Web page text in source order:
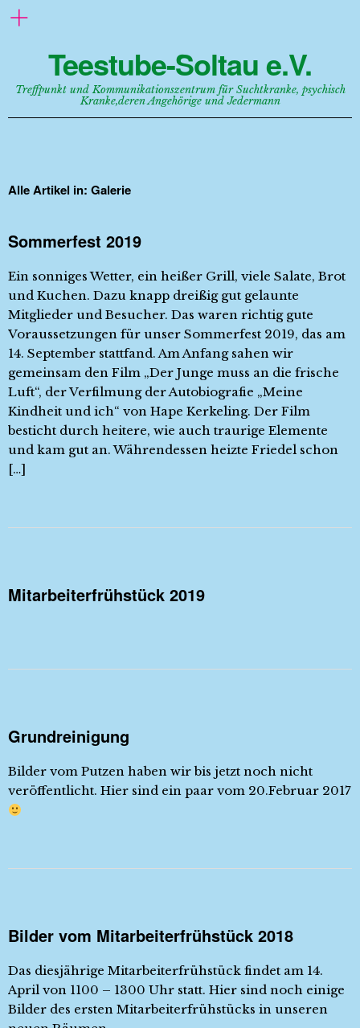
Teestube-Soltau e.V.
Treffpunkt und Kommunikationszentrum für Suchtkranke, psychisch
Kranke,deren Angehörige und Jedermann
Alle Artikel in: Galerie
Sommerfest 2019
Ein sonniges Wetter, ein heißer Grill, viele Salate, Brot
und Kuchen. Dazu knapp dreißig gut gelaunte
Mitglieder und Besucher. Das waren richtig gute
Voraussetzungen für unser Sommerfest 2019, das am
14. September stattfand. Am Anfang sahen wir
gemeinsam den Film „Der Junge muss an die frische
Luft“, der Verfilmung der Autobiografie „Meine
Kindheit und ich“ von Hape Kerkeling. Der Film
besticht durch heitere, wie auch traurige Elemente
und kam gut an. Währendessen heizte Friedel schon
[…]
Mitarbeiterfrühstück 2019
Grundreinigung
Bilder vom Putzen haben wir bis jetzt noch nicht
veröffentlicht. Hier sind ein paar vom 20.Februar 2017
Bilder vom Mitarbeiterfrühstück 2018
Das diesjährige Mitarbeiterfrühstück findet am 14.
April von 1100 – 1300 Uhr statt. Hier sind noch einige
Bilder des ersten Mitarbeiterfrühstücks in unseren